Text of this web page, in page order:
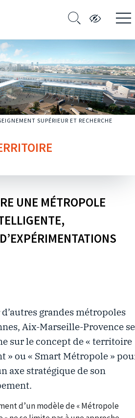
SUPÉRIEUR ET RECHERCHE
UNE MÉTROPOLE
grandes métropoles
Aix-Marseille-Provence se
sur le concept de « territoire
» ou « Smart Métropole »
axe stratégique de son
d’un modèle de « Métropole